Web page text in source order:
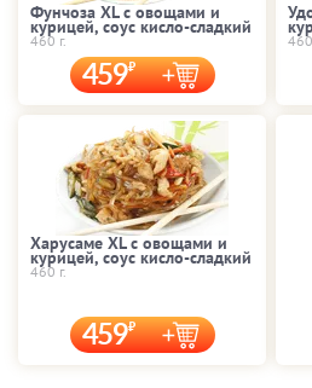
Фунчоза XL с овощами и
курицей, соус кисло-сладкий
460 г.
459
460
Харусаме XL с овощами и
курицей, соус кисло-сладкий
460 г.
459